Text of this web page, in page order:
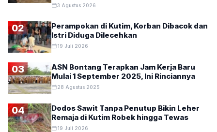
3 Agustus 2026
02
Perampokan di Kutim, Korban Dibacok dan
Istri Diduga Dilecehkan
19 Juli 2026
03
ASN Bontang Terapkan Jam Kerja Baru
Mulai 1 September 2025, Ini Rinciannya
28 Agustus 2025
04
Dodos Sawit Tanpa Penutup Bikin Leher
Remaja di Kutim Robek hingga Tewas
19 Juli 2026